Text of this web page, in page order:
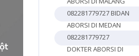
082281779727 BIDAN
ABORSI DI MEDAN
082281779727
DOKTER ABORSI DI